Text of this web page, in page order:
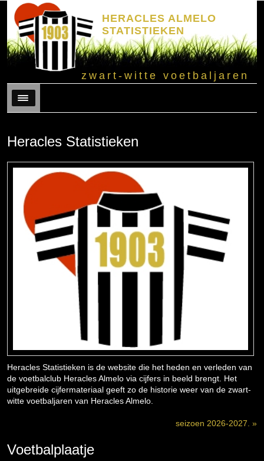
HERACLES ALMELO
STATISTIEKEN
zwart-witte voetbaljaren
Menu
Heracles Statistieken
Heracles Statistieken is de website die het heden en verleden van
de voetbalclub Heracles Almelo via cijfers in beeld brengt. Het
uitgebreide cijfermateriaal geeft zo de historie weer van de zwart-
witte voetbaljaren van Heracles Almelo.
seizoen 2026-2027. »
Voetbalplaatje